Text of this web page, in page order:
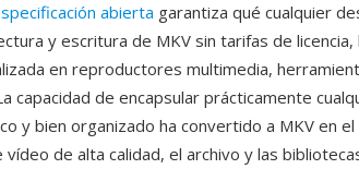
abierta garantiza qué cualquier
y escritura de MKV sin tarifas de licencia,
en reproductores multimedia,
capacidad de encapsular prácticamente
y bien organizado ha convertido a MKV en
vídeo de alta calidad, el archivo y las